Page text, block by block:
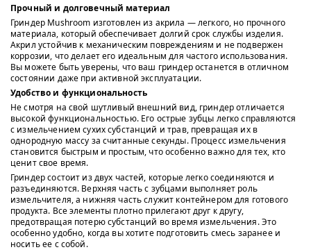
Прочный и долговечный материал
Гриндер Mushroom изготовлен из акрила — легкого, но прочного
материала, который обеспечивает долгий срок службы изделия.
Акрил устойчив к механическим повреждениям и не подвержен
коррозии, что делает его идеальным для частого использования.
Вы можете быть уверены, что ваш гриндер останется в отличном
состоянии даже при активной эксплуатации.
Удобство и функциональность
Не смотря на свой шутливый внешний вид, гриндер отличается
высокой функциональностью. Его острые зубцы легко справляются
с измельчением сухих субстанций и трав, превращая их в
однородную массу за считанные секунды. Процесс измельчения
становится быстрым и простым, что особенно важно для тех, кто
ценит свое время.
Гриндер состоит из двух частей, которые легко соединяются и
разъединяются. Верхняя часть с зубцами выполняет роль
измельчителя, а нижняя часть служит контейнером для готового
продукта. Все элементы плотно прилегают друг к другу,
предотвращая потерю субстанций во время измельчения. Это
особенно удобно, когда вы хотите подготовить смесь заранее и
носить ее с собой.